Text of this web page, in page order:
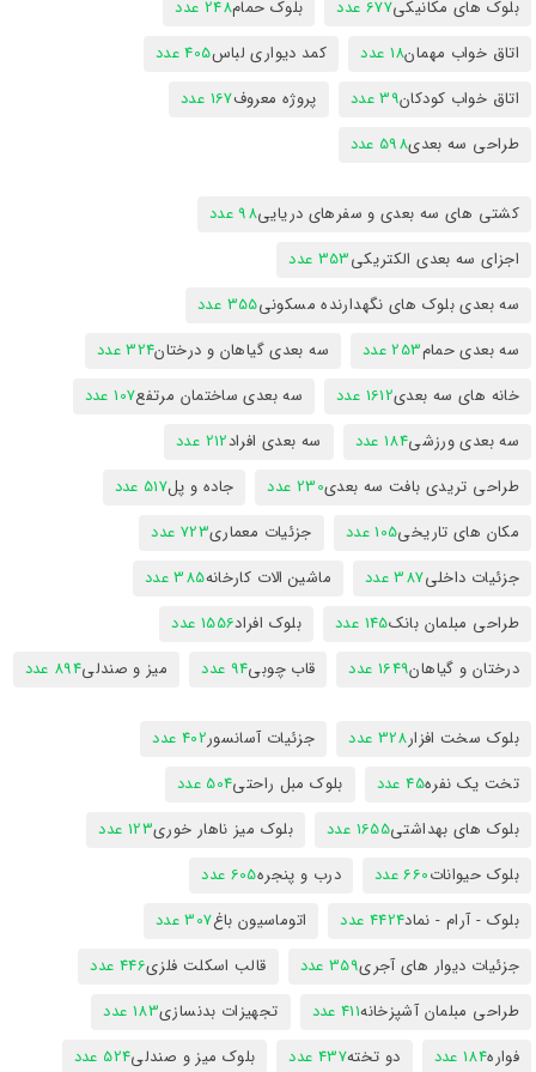
بلوک های مکانیکی677 عدد بلوک حمام248 عدد
اتاق خواب مهمان18 عدد کمد دیواری لباس405 عدد
اتاق خواب کودکان39 عدد پروژه معروف167 عدد
طراحی سه بعدی598 عدد
کشتی های سه بعدی و سفرهای دریایی98 عدد
اجزای سه بعدی الکتریکی353 عدد
سه بعدی بلوک های نگهدارنده مسکونی355 عدد
سه بعدی حمام253 عدد سه بعدی گیاهان و درختان324 عدد
خانه های سه بعدی1612 عدد سه بعدی ساختمان مرتفع107 عدد
سه بعدی ورزشی184 عدد سه بعدی افراد212 عدد
طراحی تریدی بافت سه بعدی230 عدد جاده و پل517 عدد
مکان های تاریخی105 عدد جزئیات معماری723 عدد
جزئیات داخلی387 عدد ماشین الات کارخانه385 عدد
طراحی مبلمان بانک145 عدد بلوک افراد1556 عدد
درختان و گیاهان1649 عدد قاب چوبی94 عدد میز و صندلی894 عدد
بلوک سخت افزار328 عدد جزئیات آسانسور402 عدد
تخت یک نفره45 عدد بلوک مبل راحتی504 عدد
بلوک های بهداشتی1655 عدد بلوک میز ناهار خوری123 عدد
بلوک حیوانات660 عدد درب و پنجره605 عدد
بلوک - آرام - نماد4424 عدد اتوماسیون باغ307 عدد
جزئیات دیوار های آجری359 عدد قالب اسکلت فلزی446 عدد
طراحی مبلمان آشپزخانه411 عدد تجهیزات بدنسازی183 عدد
فواره184 عدد دو تخته437 عدد بلوک میز و صندلی524 عدد